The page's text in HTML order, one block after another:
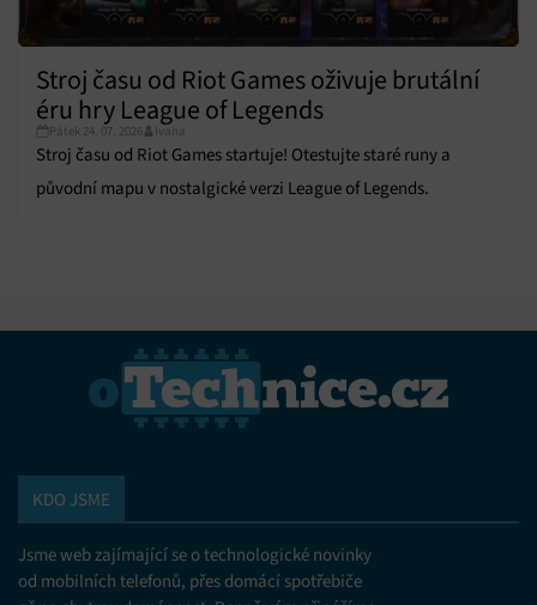
Stroj času od Riot Games oživuje brutální
éru hry League of Legends
Pátek 24. 07. 2026 Ivana
Stroj času od Riot Games startuje! Otestujte staré runy a
původní mapu v nostalgické verzi League of Legends.
KDO JSME
Jsme web zajímající se o technologické novinky
od mobilních telefonů, přes domácí spotřebiče